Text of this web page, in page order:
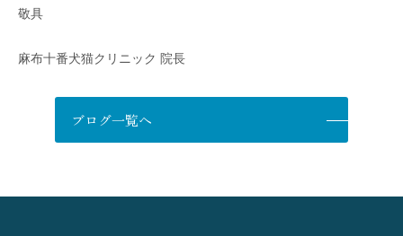
敬具
麻布十番犬猫クリニック 院長
ブログ一覧へ